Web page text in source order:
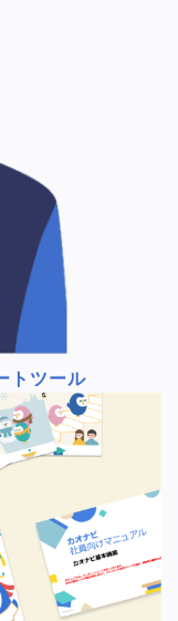
トツール